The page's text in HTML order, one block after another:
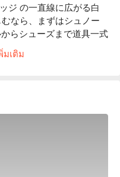
ジ の一直線に広がる白
なら、まずはシュノー
らシューズまで道具一式
歩が楽しめます。珊瑚礁
で風を切って走るの
มเติม